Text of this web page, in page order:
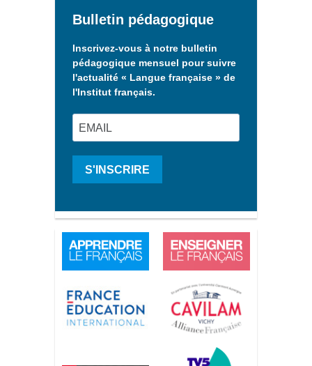
Bulletin pédagogique
Inscrivez-vous à notre bulletin
pédagogique mensuel pour suivre
l'actualité « Langue française » de
l'Institut français.
S'INSCRIRE